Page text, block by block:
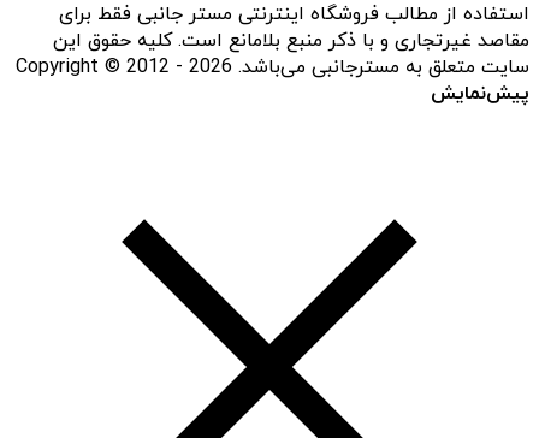
استفاده از مطالب فروشگاه اینترنتی مستر جانبی فقط برای
مقاصد غیرتجاری و با ذکر منبع بلامانع است. کلیه حقوق این
سایت متعلق به مسترجانبی می‌باشد. Copyright © 2012 - 2026
پیش‌نمایش